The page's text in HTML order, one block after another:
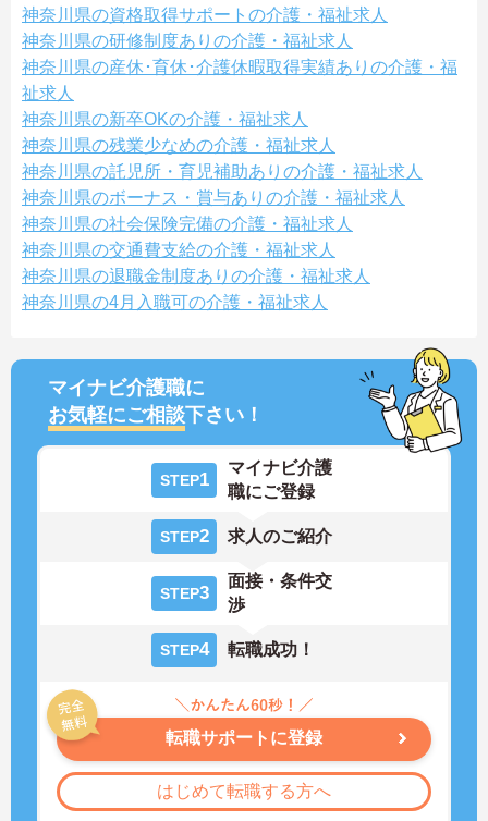
神奈川県の資格取得サポートの介護・福祉求人
神奈川県の研修制度ありの介護・福祉求人
神奈川県の産休･育休･介護休暇取得実績ありの介護・福
祉求人
神奈川県の新卒OKの介護・福祉求人
神奈川県の残業少なめの介護・福祉求人
神奈川県の託児所・育児補助ありの介護・福祉求人
神奈川県のボーナス・賞与ありの介護・福祉求人
神奈川県の社会保険完備の介護・福祉求人
神奈川県の交通費支給の介護・福祉求人
神奈川県の退職金制度ありの介護・福祉求人
神奈川県の4月入職可の介護・福祉求人
マイナビ介護職に
お気軽にご相談下さい！
STEP1
マイナビ介護
職にご登録
STEP2 求人のご紹介
STEP3
面接・条件交
渉
STEP4 転職成功！
転職サポートに登録
はじめて転職する方へ